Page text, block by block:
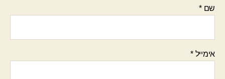
שם*
אימייל*